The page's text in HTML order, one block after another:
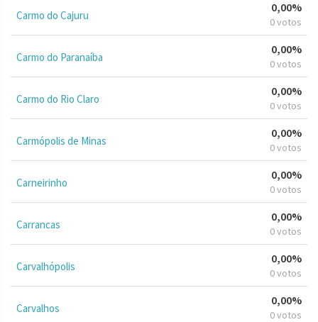
Carmo do Cajuru
0,00%
0 votos
Carmo do Paranaíba
0,00%
0 votos
Carmo do Rio Claro
0,00%
0 votos
Carmópolis de Minas
0,00%
0 votos
Carneirinho
0,00%
0 votos
Carrancas
0,00%
0 votos
Carvalhópolis
0,00%
0 votos
Carvalhos
0,00%
0 votos